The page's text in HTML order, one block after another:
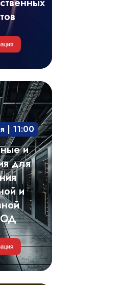
| 11:00
и
для
и